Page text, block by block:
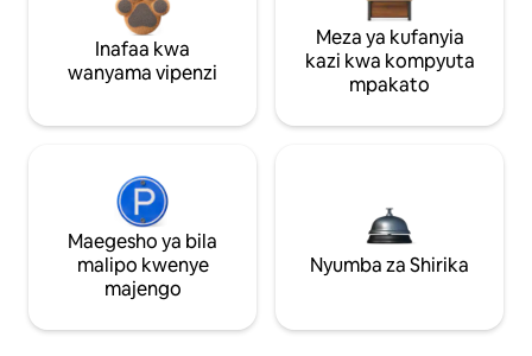
Inafaa kwa
wanyama vipenzi
Meza ya kufanyia
kazi kwa kompyuta
mpakato
Maegesho ya bila
malipo kwenye
majengo
Nyumba za Shirika